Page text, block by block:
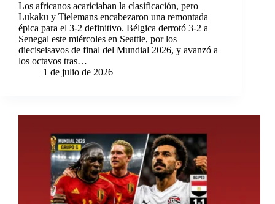
Los africanos acariciaban la clasificación, pero
Lukaku y Tielemans encabezaron una remontada
épica para el 3-2 definitivo. Bélgica derrotó 3-2 a
Senegal este miércoles en Seattle, por los
dieciseisavos de final del Mundial 2026, y avanzó a
los octavos tras…
1 de julio de 2026